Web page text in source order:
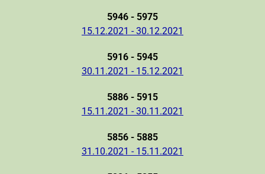
5946 - 5975
15.12.2021 - 30.12.2021
5916 - 5945
30.11.2021 - 15.12.2021
5886 - 5915
15.11.2021 - 30.11.2021
5856 - 5885
31.10.2021 - 15.11.2021